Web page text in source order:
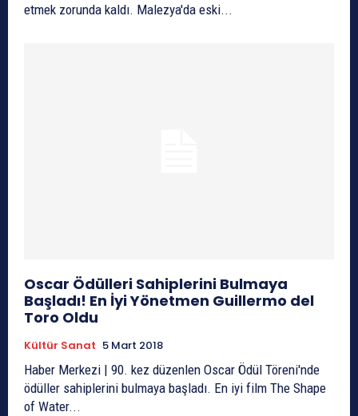
etmek zorunda kaldı. Malezya'da eski...
Oscar Ödülleri Sahiplerini Bulmaya
Başladı! En İyi Yönetmen Guillermo del
Toro Oldu
Kültür Sanat 5 Mart 2018
Haber Merkezi | 90. kez düzenlen Oscar Ödül Töreni'nde
ödüller sahiplerini bulmaya başladı. En iyi film The Shape
of Water...